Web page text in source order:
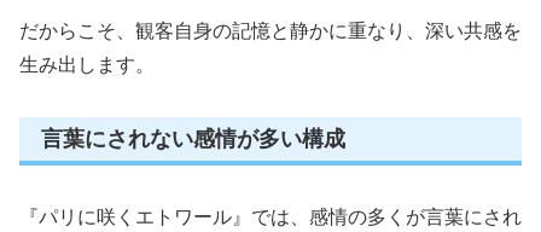
だからこそ、観客自身の記憶と静かに重なり、深い共感を
生み出します。
言葉にされない感情が多い構成
『パリに咲くエトワール』では、感情の多くが言葉にされ